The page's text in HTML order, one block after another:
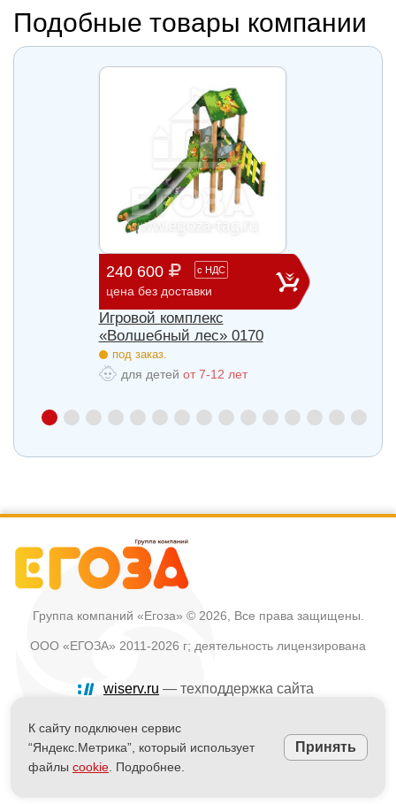
Подобные товары компании
240 600 с НДС
цена без доставки
Игровой комплекс
«Волшебный лес» 0170
под заказ.
для детей от 7-12 лет
Группа компаний «Егоза» © 2026, Все права защищены.
ООО «ЕГОЗА» 2011-2026 г; деятельность лицензирована
wiserv.ru — техподдержка сайта
Политика в отношении обработки персональных данных
Информация на сайте не является публичной офертой
К сайту подключен сервис
“Яндекс.Метрика”, который использует
файлы cookie . Подробнее.
Принять